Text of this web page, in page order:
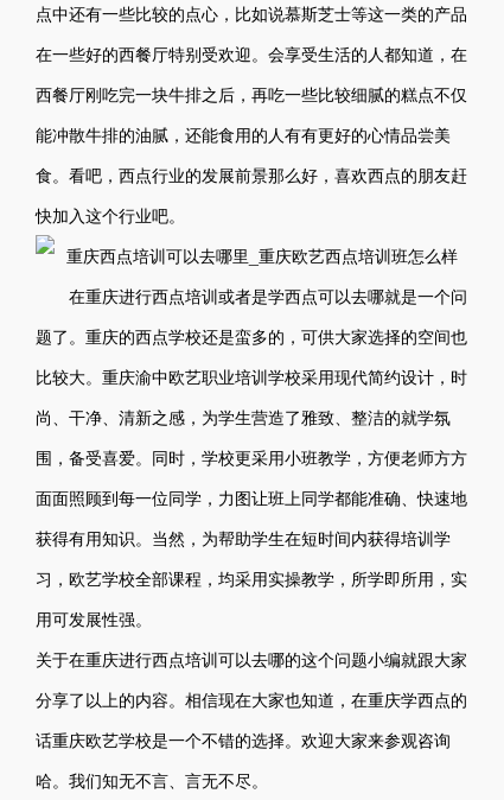
点中还有一些比较的点心，比如说慕斯芝士等这一类的产品
在一些好的西餐厅特别受欢迎。会享受生活的人都知道，在
西餐厅刚吃完一块牛排之后，再吃一些比较细腻的糕点不仅
能冲散牛排的油腻，还能食用的人有有更好的心情品尝美
食。看吧，西点行业的发展前景那么好，喜欢西点的朋友赶
快加入这个行业吧。
在重庆进行西点培训或者是学西点可以去哪就是一个问
题了。重庆的西点学校还是蛮多的，可供大家选择的空间也
比较大。重庆渝中欧艺职业培训学校采用现代简约设计，时
尚、干净、清新之感，为学生营造了雅致、整洁的就学氛
围，备受喜爱。同时，学校更采用小班教学，方便老师方方
面面照顾到每一位同学，力图让班上同学都能准确、快速地
获得有用知识。当然，为帮助学生在短时间内获得培训学
习，欧艺学校全部课程，均采用实操教学，所学即所用，实
用可发展性强。
关于在重庆进行西点培训可以去哪的这个问题小编就跟大家
分享了以上的内容。相信现在大家也知道，在重庆学西点的
话重庆欧艺学校是一个不错的选择。欢迎大家来参观咨询
哈。我们知无不言、言无不尽。